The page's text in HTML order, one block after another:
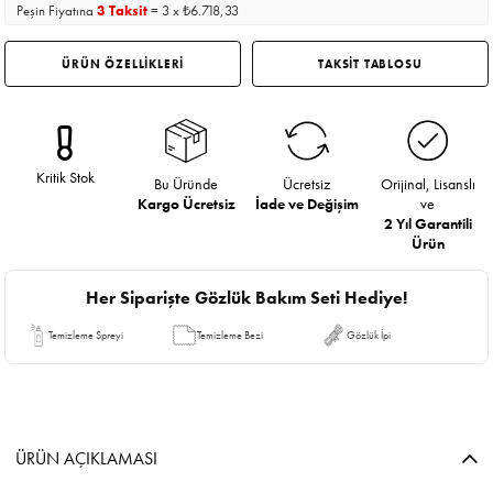
Peşin Fiyatına3 Taksit= 3 x ₺6.718,33
ÜRÜN ÖZELLİKLERİ TAKSİT TABLOSU
Kritik Stok
Bu Üründe
Kargo Ücretsiz
Ücretsiz
İade ve Değişim
Orijinal, Lisanslı
ve
2 Yıl Garantili
Ürün
Her Siparişte Gözlük Bakım Seti Hediye!
Temizleme Spreyi Temizleme Bezi Gözlük İpi
ÜRÜN AÇIKLAMASI